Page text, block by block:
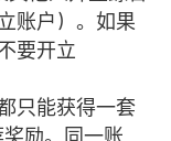
账户）。如果
要开立
只能获得一套
励。同一账